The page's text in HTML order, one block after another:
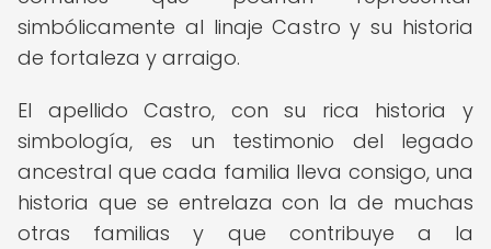
simbólicamente al linaje Castro y su historia
de fortaleza y arraigo.
El apellido Castro, con su rica historia y
simbología, es un testimonio del legado
ancestral que cada familia lleva consigo, una
historia que se entrelaza con la de muchas
otras familias y que contribuye a la